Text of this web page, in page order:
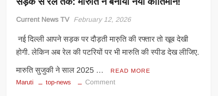
Current News TV February 12, 2026
नई दिल्ली आपने सड़क पर दौड़ती मारु़ति की रफ्तार तो खूब देखी
होगी. लेकिन अब रेल की पटरियों पर भी मारुति की स्पीड देख लीजिए.
मारुति सुजुकी ने साल 2025 … READ MORE
Maruti top-news Commenton